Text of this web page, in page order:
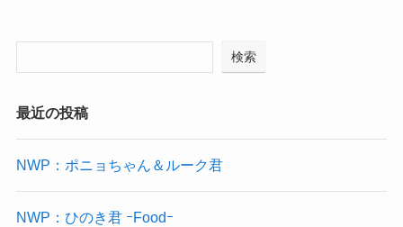
検索
最近の投稿
NWP：ポニョちゃん＆ルーク君
NWP：ひのき君 ｰFoodｰ